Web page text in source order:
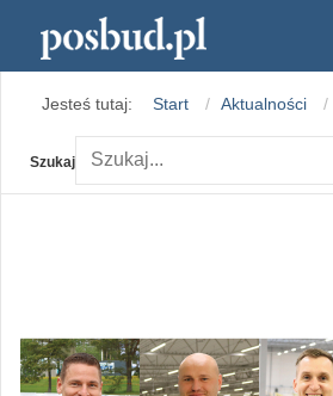
Instagram
Jesteś tutaj: Start Aktualności
Szukaj